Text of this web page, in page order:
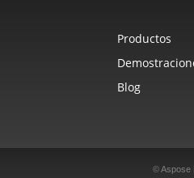
Productos
Blog
© Aspose